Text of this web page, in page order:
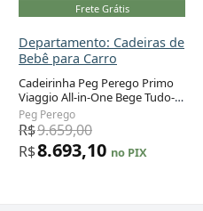
Frete Grátis
Departamento: Cadeiras de
Bebê para Carro
Cadeirinha Peg Perego Primo
Viaggio All-in-One Bege Tudo-
em-Um Recém-nascido a 54 kg
Peg Perego
R$9.659,00
R$8.693,10 no PIX